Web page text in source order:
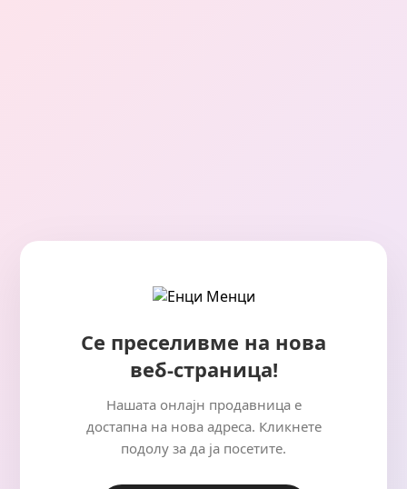
Се преселивме на нова
веб-страница!
Нашата онлајн продавница е
достапна на нова адреса. Кликнете
подолу за да ја посетите.